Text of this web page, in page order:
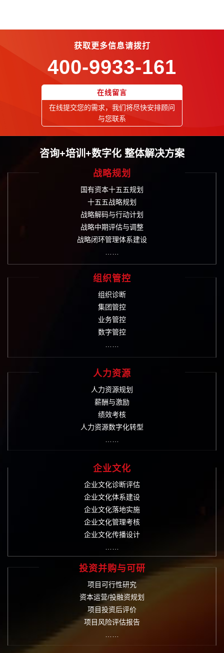
获取更多信息请拨打
400-9933-161
在线留言
在线提交您的需求，我们将尽快安排顾问
与您联系
咨询+培训+数字化 整体解决方案
战略规划
国有资本十五五规划
十五五战略规划
战略解码与行动计划
战略中期评估与调整
战略闭环管理体系建设
……
组织管控
组织诊断
集团管控
业务管控
数字管控
……
人力资源
人力资源规划
薪酬与激励
绩效考核
人力资源数字化转型
……
企业文化
企业文化诊断评估
企业文化体系建设
企业文化落地实施
企业文化管理考核
企业文化传播设计
……
投资并购与可研
项目可行性研究
资本运营/投融资规划
项目投资后评价
项目风险评估报告
……